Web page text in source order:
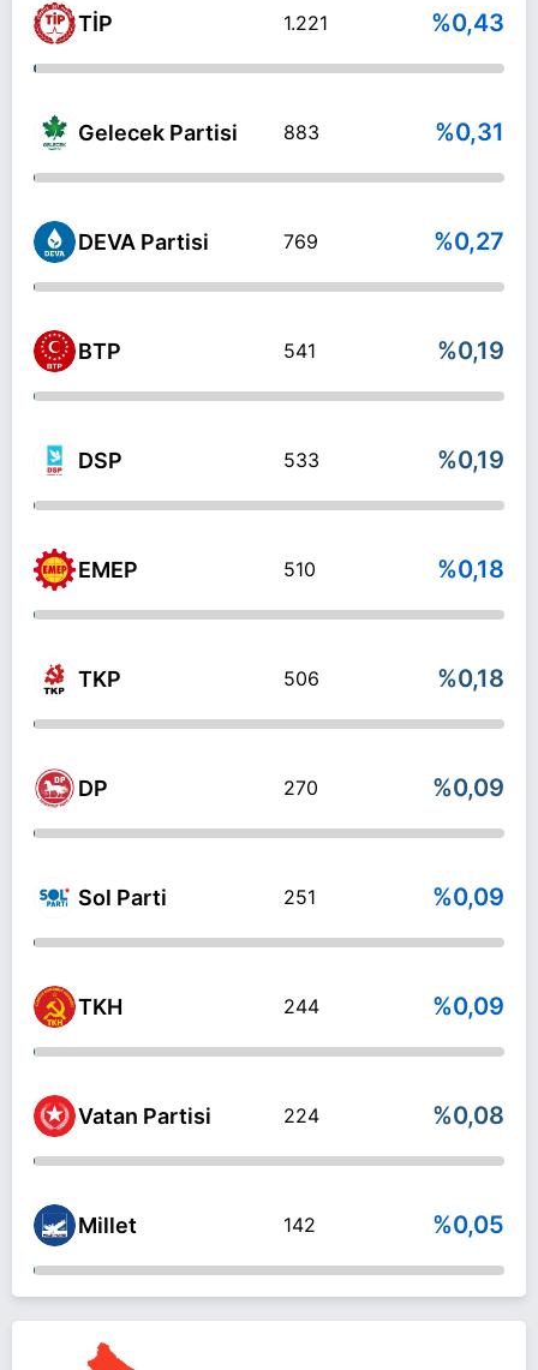
TİP 1.221 %0,43
Gelecek Partisi 883 %0,31
DEVA Partisi 769 %0,27
BTP 541 %0,19
DSP 533 %0,19
EMEP 510 %0,18
TKP 506 %0,18
DP 270 %0,09
Sol Parti 251 %0,09
TKH 244 %0,09
Vatan Partisi 224 %0,08
Millet 142 %0,05